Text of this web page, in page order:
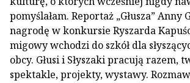
pomyślałam. Reportaż „Głusza” Anny
nagrodę w konkursie Ryszarda
migowy wchodzi do szkół dla
obcy. Głusi i Słyszaki pracują razem,
spektakle, projekty, wystawy.